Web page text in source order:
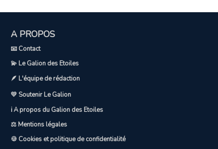
A PROPOS
📧 Contact
💫 Le Galion des Etoiles
🪶 L'équipe de rédaction
💛 Soutenir Le Galion
ℹ️ A propos du Galion des Etoiles
⚖️ Mentions légales
🍪 Cookies et politique de confidentialité